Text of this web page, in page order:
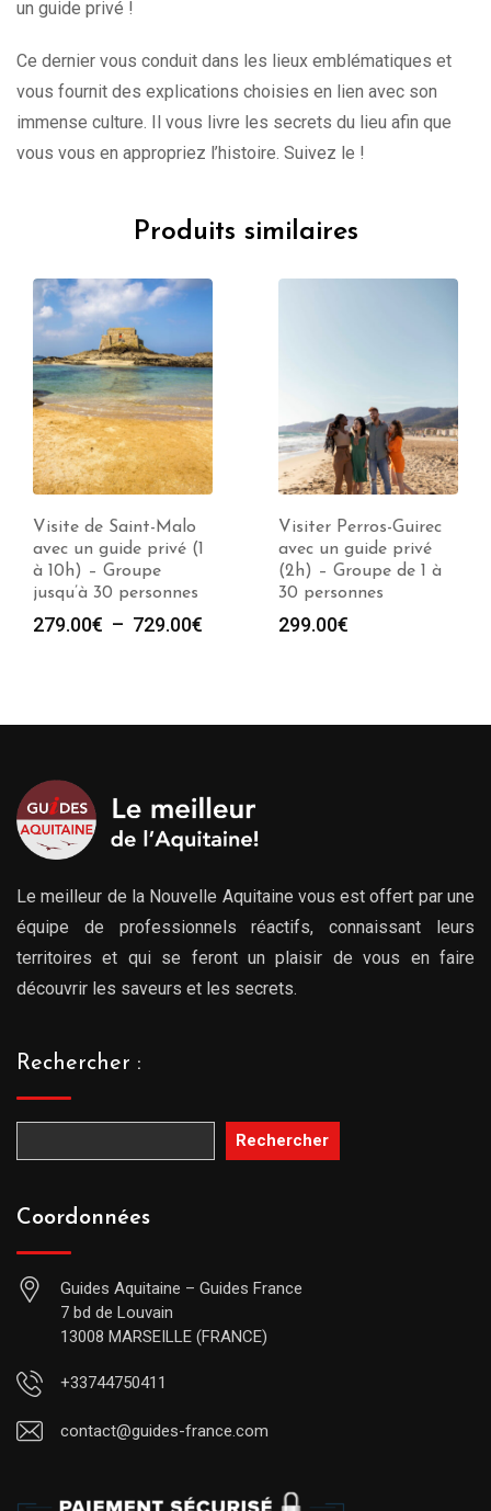
un guide privé !
Ce dernier vous conduit dans les lieux emblématiques et
vous fournit des explications choisies en lien avec son
immense culture. Il vous livre les secrets du lieu afin que
vous vous en appropriez l’histoire. Suivez le !
Produits similaires
Visiter Perros-Guirec
avec un guide privé
(2h) – Groupe de 1 à
30 personnes
299.00€
Visiter Auray avec un
guide privé (2h) –
Groupe de 1 à 30
personnes
299.00€
Le meilleur de la Nouvelle Aquitaine vous est offert par une
équipe de professionnels réactifs, connaissant leurs
territoires et qui se feront un plaisir de vous en faire
découvrir les saveurs et les secrets.
Rechercher :
Rechercher
Coordonnées
Guides Aquitaine – Guides France
7 bd de Louvain
13008 MARSEILLE (FRANCE)
+33744750411
contact@guides-france.com